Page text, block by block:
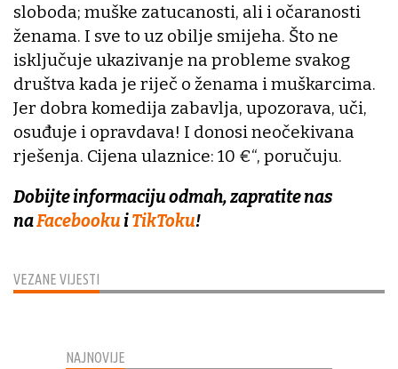
VEZANE VIJESTI
sloboda; muške zatucanosti, ali i očaranosti
ženama. I sve to uz obilje smijeha. Što ne
isključuje ukazivanje na probleme svakog
društva kada je riječ o ženama i muškarcima.
Jer dobra komedija zabavlja, upozorava, uči,
osuđuje i opravdava! I donosi neočekivana
rješenja. Cijena ulaznice: 10 €“, poručuju.
Dobijte informaciju odmah, zapratite nas
naFacebooku iTikToku!
NAJNOVIJE